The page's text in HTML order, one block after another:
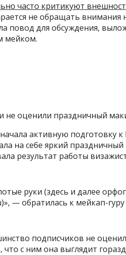
часто критикуют
не обращать внимания
повод для обсуждения,
мейком.
не оценили праздничный
активную подготовку
на себе яркий праздничный
результат работы
руки (здесь и далее
— обратилась к мейкап-гуру
подписчиков не
с ним она выглядит